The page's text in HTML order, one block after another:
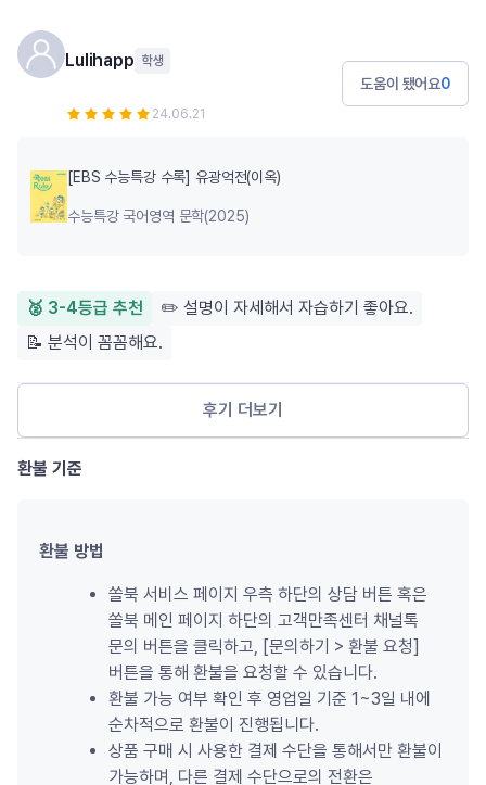
Lulihapp 학생
24.06.21
도움이 됐어요0
[EBS 수능특강 수록] 유광억전(이옥)
수능특강 국어영역 문학(2025)
🥈 3-4등급 추천
✏️ 설명이 자세해서 자습하기 좋아요.
📝 분석이 꼼꼼해요.
후기 더보기
환불 기준
환불 방법
쏠북 서비스 페이지 우측 하단의 상담 버튼 혹은
쏠북 메인 페이지 하단의 고객만족센터 채널톡
문의 버튼을 클릭하고, [문의하기 > 환불 요청]
버튼을 통해 환불을 요청할 수 있습니다.
환불 가능 여부 확인 후 영업일 기준 1~3일 내에
순차적으로 환불이 진행됩니다.
상품 구매 시 사용한 결제 수단을 통해서만 환불이
가능하며, 다른 결제 수단으로의 전환은